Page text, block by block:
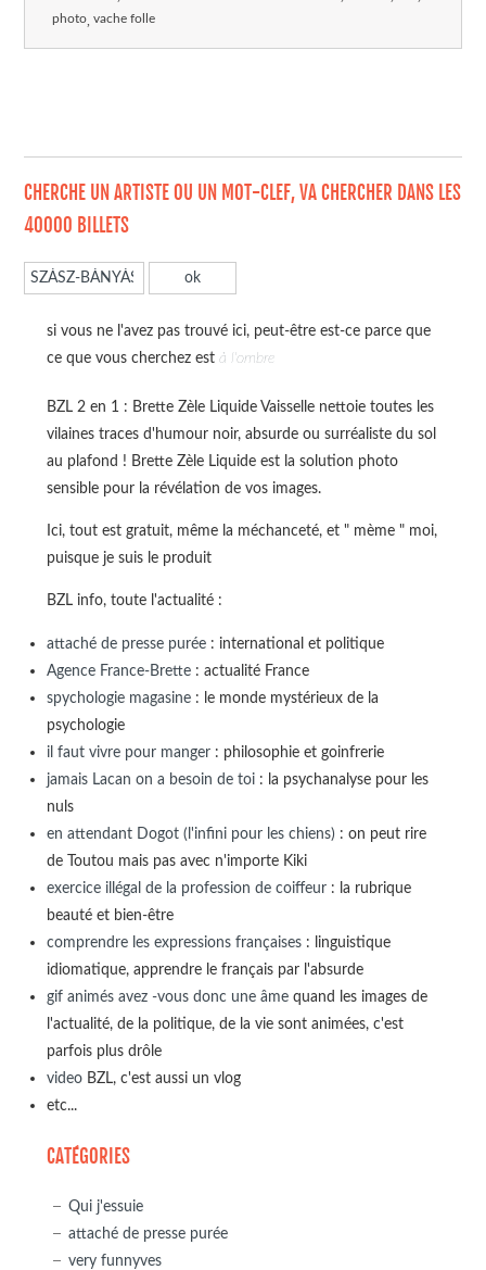
photo vache folle
CHERCHE UN ARTISTE OU UN MOT-CLEF, VA CHERCHER DANS LES
40000 BILLETS
si vous ne l'avez pas trouvé ici, peut-être est-ce parce que
ce que vous cherchez est à l'ombre
BZL 2 en 1 : Brette Zèle Liquide Vaisselle nettoie toutes les
vilaines traces d'humour noir, absurde ou surréaliste du sol
au plafond ! Brette Zèle Liquide est la solution photo
sensible pour la révélation de vos images.
Ici, tout est gratuit, même la méchanceté, et " mème " moi,
puisque je suis le produit
BZL info, toute l'actualité :
attaché de presse purée: international et politique
Agence France-Brette: actualité France
spychologie magasine: le monde mystérieux de la
psychologie
il faut vivre pour manger: philosophie et goinfrerie
jamais Lacan on a besoin de toi: la psychanalyse pour les
nuls
en attendant Dogot (l'infini pour les chiens): on peut rire
de Toutou mais pas avec n'importe Kiki
exercice illégal de la profession de coiffeur: la rubrique
beauté et bien-être
comprendre les expressions françaises: linguistique
idiomatique, apprendre le français par l'absurde
gif animés avez -vous donc une âmequand les images de
l'actualité, de la politique, de la vie sont animées, c'est
parfois plus drôle
videoBZL, c'est aussi un vlog
etc...
CATÉGORIES
Qui j'essuie
attaché de presse purée
very funnyves